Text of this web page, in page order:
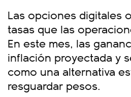
Las opciones digitales
tasas que las
En este mes, las
inflación proyectada y
como una alternativa
resguardar pesos.